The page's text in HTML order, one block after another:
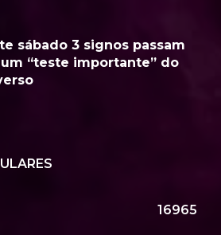
sábado 3 signos passam
“teste importante” do
16965